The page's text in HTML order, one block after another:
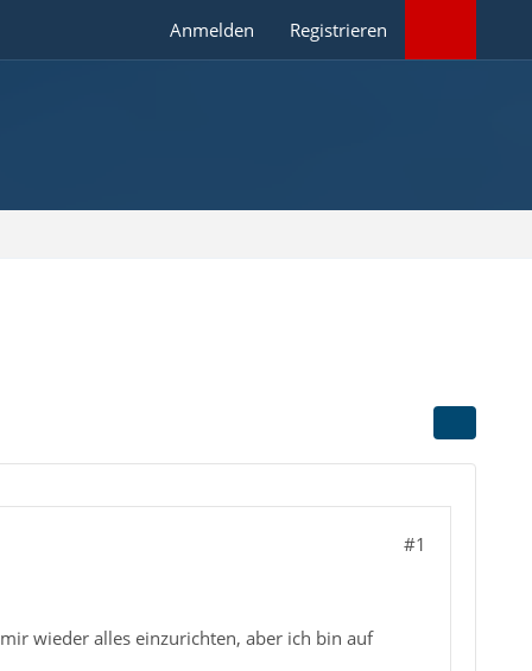
Anmelden Registrieren
#1
wieder alles einzurichten, aber ich bin auf